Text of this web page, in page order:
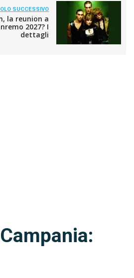
SUCCESSIVO
la reunion a
2027? I
dettagli